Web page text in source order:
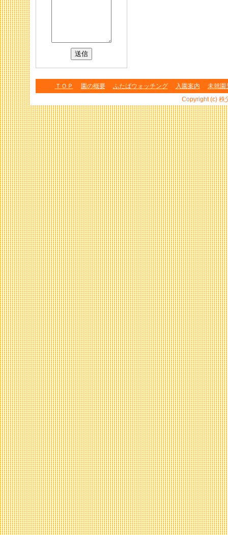
ＴＯＰ 園の概要 ふたばウォッチング 入園案内
未就園
Copyright (c) 秩